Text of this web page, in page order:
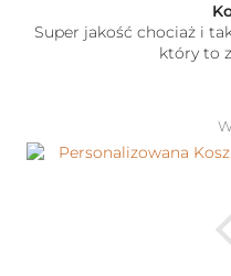
Super jakość chociaż i
który to